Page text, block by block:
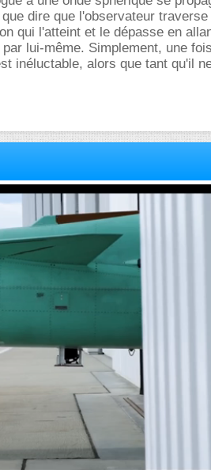
dire que l'observateur
qui l'atteint et le dépasse en
lui-même. Simplement, une
inéluctable, alors que tant qu'il